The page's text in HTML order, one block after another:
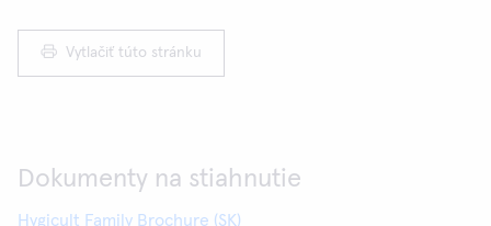
Vytlačiť túto stránku
Dokumenty na stiahnutie
Hygicult Family Brochure (SK)